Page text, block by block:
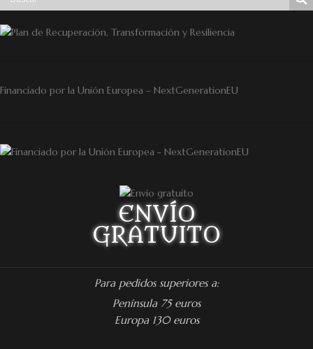
Financiado por la Unión Europea – NextGenerationEU
ENVÍO
GRATUITO
Para pedidos superiores a:
Península 75 euros
Europa 130 euros